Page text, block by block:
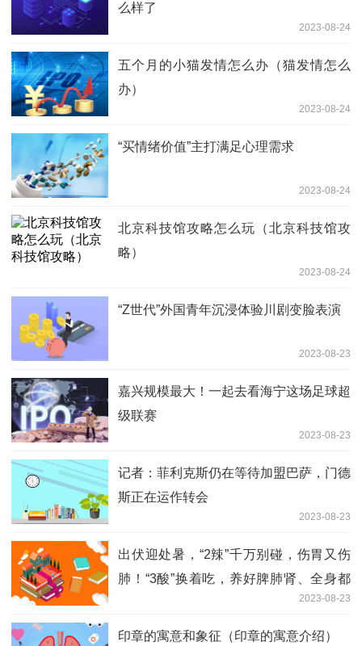
么样了
2023-08-24
五个月的小猫发情怎么办（猫发情怎么
办）
2023-08-24
“买情绪价值”主打满足心理需求
2023-08-24
北京科技馆攻略怎么玩（北京科技馆攻
略）
2023-08-24
“Z世代”外国青年沉浸体验川剧变脸表演
2023-08-23
嘉兴规模最大！一起去看海宁这场足球超
级联赛
2023-08-23
记者：菲利克斯仍在等待加盟巴萨，门德
斯正在运作转会
2023-08-23
出伏迎处暑，“2辣”千万别碰，伤胃又伤
肺！“3酸”换着吃，养好脾肺肾、全身都
2023-08-23
印章的寓意和象征（印章的寓意介绍）